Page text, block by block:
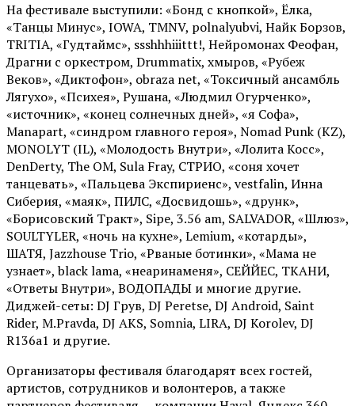
На фестивале выступили: «Бонд с кнопкой», Ёлка,
«Танцы Минус», IOWA, TMNV, polnalyubvi, Найк Борзов,
TRITIA, «Гудтаймс», ssshhhiiittt!, Нейромонах Феофан,
Драгни с оркестром, Drummatix, хмыров, «Рубеж
Веков», «Диктофон», obraza net, «Токсичный ансамбль
Лягухо», «Психея», Рушана, «Людмил Огурченко»,
«источник», «конец солнечных дней», «я Софа»,
Manapart, «синдром главного героя», Nomad Punk (KZ),
MONOLYT (IL), «Молодость Внутри», «Лолита Косс»,
DenDerty, The OM, Sula Fray, СТРИО, «соня хочет
танцевать», «Пальцева Экспириенс», vestfalin, Инна
Сиберия, «маяк», ПИЛС, «Досвидошь», «друнк»,
«Борисовский Тракт», Sipe, 3.56 am, SALVADOR, «Шлюз»,
SOULTYLER, «ночь на кухне», Lemium, «котарды»,
ШАТЯ, Jazzhouse Trio, «Рваные ботинки», «Мама не
узнает», black lama, «неаринаменя», СЕЙЙЕС, ТКАНИ,
«Ответы Внутри», ВОДОПАДЫ и многие другие.
Диджей-сеты: DJ Грув, DJ Peretse, DJ Android, Saint
Rider, М.Pravda, DJ AKS, Somnia, LIRA, DJ Korolev, DJ
R136a1 и другие.
Организаторы фестиваля благодарят всех гостей,
артистов, сотрудников и волонтеров, а также